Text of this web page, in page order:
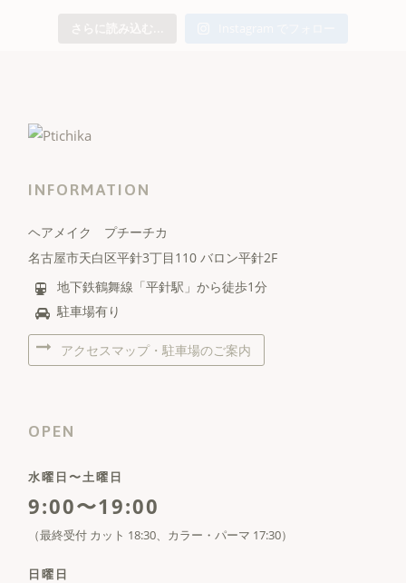
INFORMATION
ヘアメイク プチーチカ
名古屋市天白区平針3丁目110 バロン平針2F
地下鉄鶴舞線「平針駅」から徒歩1分
駐車場有り
アクセスマップ・駐車場のご案内
OPEN
水曜日〜土曜日
9:00〜19:00
（最終受付 カット 18:30、カラー・パーマ 17:30）
日曜日